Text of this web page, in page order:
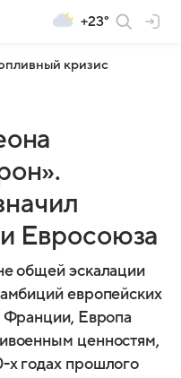
+23°
кризис
Евросоюза
общей эскалации
европейских
Франции, Европа
ценностям,
х годах прошлого